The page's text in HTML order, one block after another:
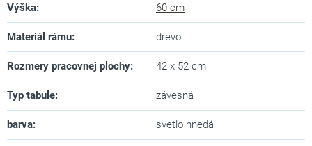
Výška: 60 cm
Materiál rámu: drevo
Rozmery pracovnej plochy: 42 x 52 cm
Typ tabule: závesná
barva: svetlo hnedá